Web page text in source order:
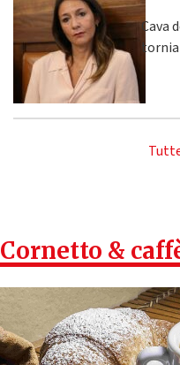
Cava
Cornetto &